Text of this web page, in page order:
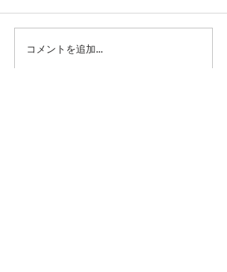
第41回日本クラブユース
コメントを追加…